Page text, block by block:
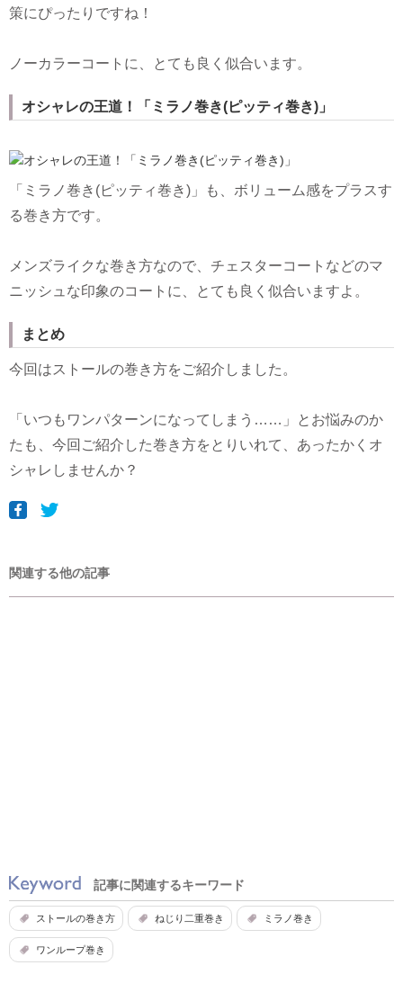
策にぴったりですね！
ノーカラーコートに、とても良く似合います。
オシャレの王道！「ミラノ巻き(ピッティ巻き)」
「ミラノ巻き(ピッティ巻き)」も、ボリューム感をプラスす
る巻き方です。
メンズライクな巻き方なので、チェスターコートなどのマ
ニッシュな印象のコートに、とても良く似合いますよ。
まとめ
今回はストールの巻き方をご紹介しました。
「いつもワンパターンになってしまう……」とお悩みのか
たも、今回ご紹介した巻き方をとりいれて、あったかくオ
シャレしませんか？
関連する他の記事
記事に関連するキーワード
ストールの巻き方 ねじり二重巻き ミラノ巻き
ワンループ巻き